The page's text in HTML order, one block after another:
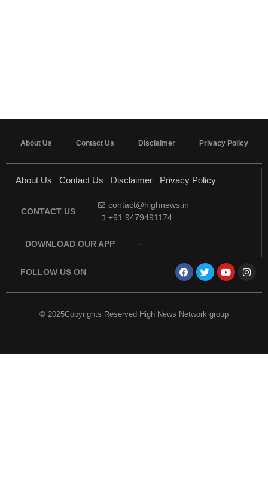
About Us Contact Us Disclaimer Privacy Policy
About Us Contact Us Disclaimer Privacy Policy
CONTACT US
contact@highnews.in
+91 9479491174
DOWNLOAD OUR APP
FOLLOW US ON
© 2025Copyrights Reserved High News Network group